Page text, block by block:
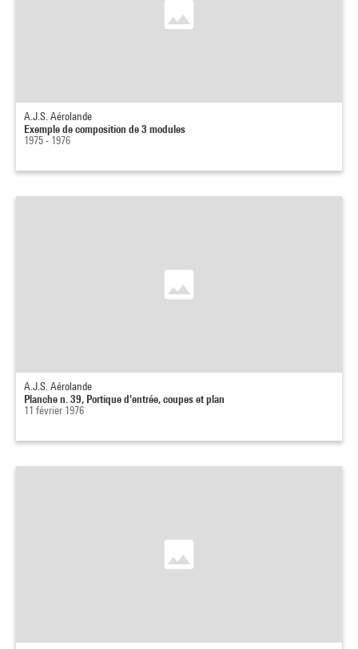
A.J.S. Aérolande
Exemple de composition de 3 modules
1975 - 1976
A.J.S. Aérolande
Planche n. 39, Portique d'entrée, coupes et plan
11 février 1976